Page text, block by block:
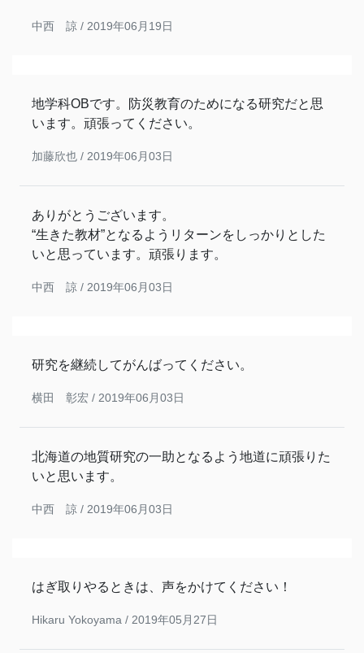
中西 諒 / 2019年06月19日
地学科OBです。防災教育のためになる研究だと思
います。頑張ってください。
加藤欣也 / 2019年06月03日
ありがとうございます。
“生きた教材”となるようリターンをしっかりとした
いと思っています。頑張ります。
中西 諒 / 2019年06月03日
研究を継続してがんばってください。
横田 彰宏 / 2019年06月03日
北海道の地質研究の一助となるよう地道に頑張りた
いと思います。
中西 諒 / 2019年06月03日
はぎ取りやるときは、声をかけてください！
Hikaru Yokoyama / 2019年05月27日